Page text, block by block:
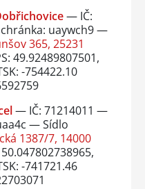
— IČ:
uaywch9 —
365, 25231
49.92489807501,
-754422.10
— IČ: 71214011 —
— Sídlo
1387/7, 14000
-741721.46